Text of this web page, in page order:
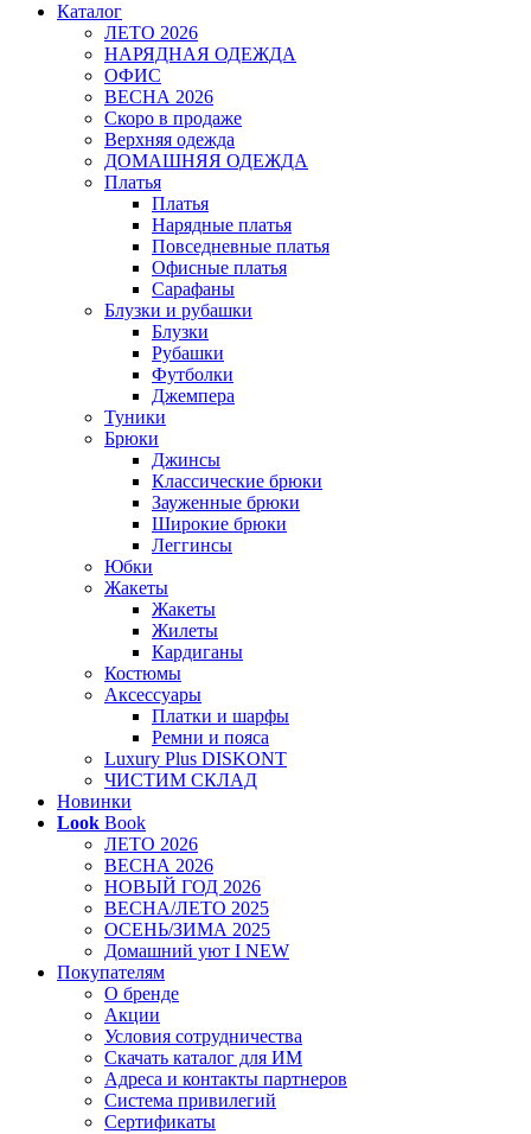
Каталог
ЛЕТО 2026
НАРЯДНАЯ ОДЕЖДА
ОФИС
ВЕСНА 2026
Скоро в продаже
Верхняя одежда
ДОМАШНЯЯ ОДЕЖДА
Платья
Платья
Нарядные платья
Повседневные платья
Офисные платья
Сарафаны
Блузки и рубашки
Блузки
Рубашки
Футболки
Джемпера
Туники
Брюки
Джинсы
Классические брюки
Зауженные брюки
Широкие брюки
Леггинсы
Юбки
Жакеты
Жакеты
Жилеты
Кардиганы
Костюмы
Аксессуары
Платки и шарфы
Ремни и пояса
Luxury Plus DISKONT
ЧИСТИМ СКЛАД
Новинки
Look Book
ЛЕТО 2026
ВЕСНА 2026
НОВЫЙ ГОД 2026
ВЕСНА/ЛЕТО 2025
ОСЕНЬ/ЗИМА 2025
Домашний уют I NEW
Покупателям
О бренде
Акции
Условия сотрудничества
Скачать каталог для ИМ
Адреса и контакты партнеров
Система привилегий
Сертификаты